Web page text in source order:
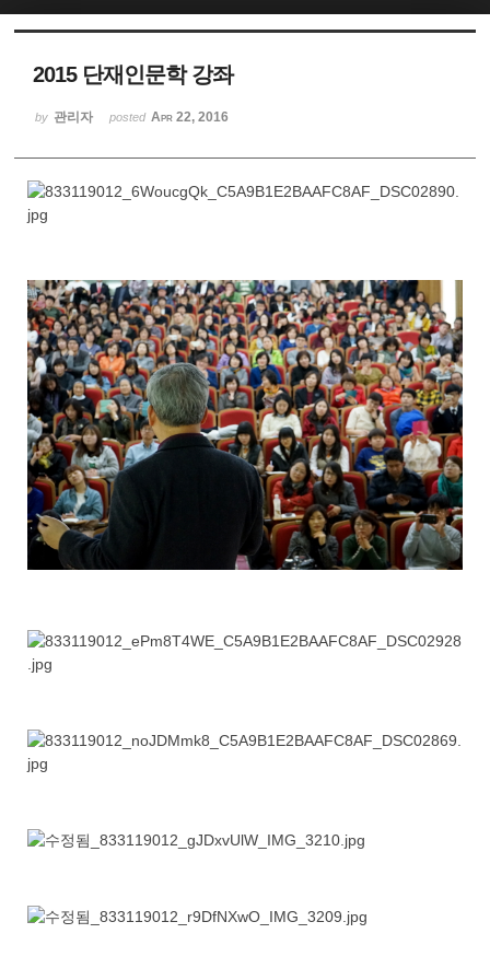
2015 단재인문학 강좌
by 관리자 posted Apr 22, 2016